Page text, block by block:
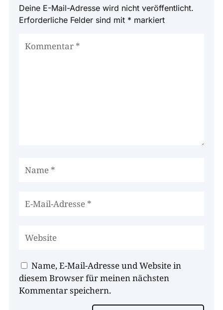
Deine E-Mail-Adresse wird nicht veröffentlicht.
Erforderliche Felder sind mit * markiert
Name, E-Mail-Adresse und Website in
diesem Browser für meinen nächsten
Kommentar speichern.